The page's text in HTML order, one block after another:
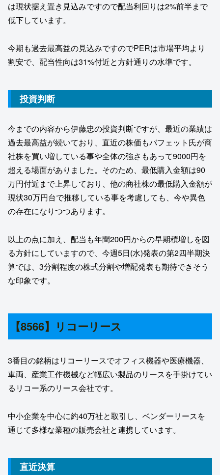
は現状据え置き見込みですので配当利回りは2%前半まで
低下しています。
今期も過去最高益の見込みですのでPERは市場平均より
割安で、配当性向は31%付近と方針通りの水準です。
投資判断
今までの内容から伊藤忠の投資判断ですが、最近の業績は
過去最高益が続いており、直近の株価もバフェット氏が商
社株を買い増している事や全体の強さもあって9000円を
超える場面がありました。そのため、最低購入金額は90
万円付近まで上昇しており、他の商社株の最低購入金額が
現状30万円台で推移している事を考慮しても、今や異色
の存在になりつつあります。
以上の点に加え、配当も年間200円からの早期積増しを図
る方針にしていますので、今週5日(水)発表の第2四半期決
算では、3分割程度の株式分割や増配発表も期待できそう
な印象です。
【8566】リコーリース
3番目の銘柄はリコーリースでオフィス機器や医療機器、
車両、産業工作機械など幅広い製品のリースを手掛けてい
るリコー系のリース会社です。
中小企業を中心に約40万社と取引し、ベンダーリースを
通じて多様な業種の販売会社と連携しています。
直近決算